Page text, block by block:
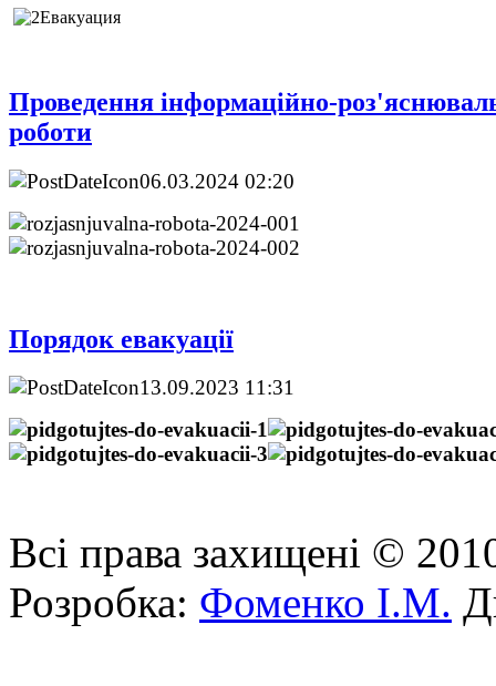
Проведення інформаційно-
роботи
06.03.2024 02:20
Порядок евакуації
13.09.2023 11:31
Всі права захищені ©
Розробка: Фоменко І.М.